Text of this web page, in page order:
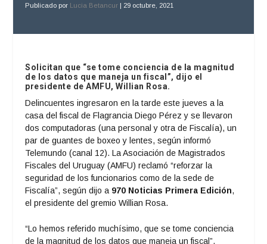
Publicado por Lucia Betancur | 29 octubre, 2021
Solicitan que “se tome conciencia de la magnitud
de los datos que maneja un fiscal”, dijo el
presidente de AMFU, Willian Rosa.
Delincuentes ingresaron en la tarde este jueves a la
casa del fiscal de Flagrancia Diego Pérez y se llevaron
dos computadoras (una personal y otra de Fiscalía), un
par de guantes de boxeo y lentes, según informó
Telemundo (canal 12). La Asociación de Magistrados
Fiscales del Uruguay (AMFU) reclamó “reforzar la
seguridad de los funcionarios como de la sede de
Fiscalía”, según dijo a 970 Noticias Primera Edición,
el presidente del gremio Willian Rosa.
“Lo hemos referido muchísimo, que se tome conciencia
de la magnitud de los datos que maneja un fiscal”.